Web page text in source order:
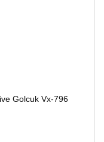
Golcuk Vx-796